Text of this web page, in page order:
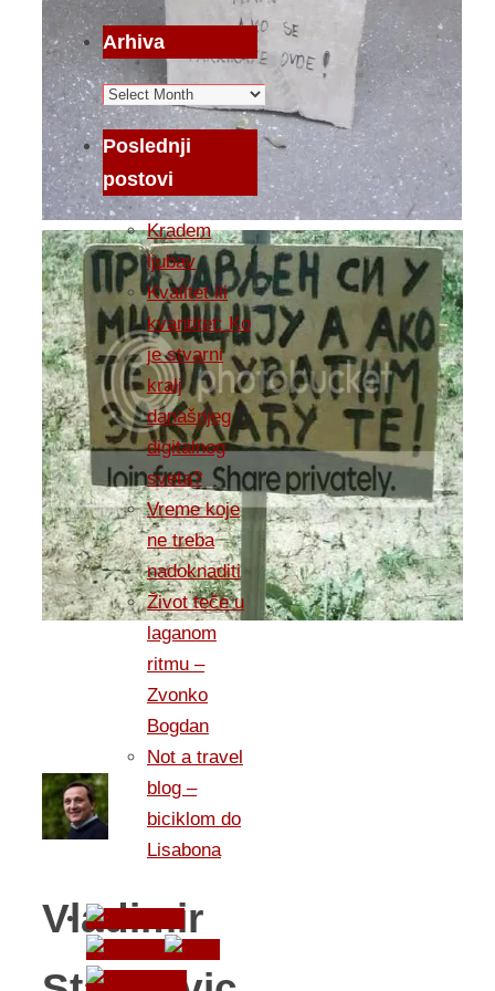
Vladimir
Arhiva
Arhiva
Poslednji
postovi
Kradem
ljubav
Kvalitet ili
kvantitet: Ko
je stvarni
kralj
današnjeg
digitalnog
sveta?
Vreme koje
ne treba
nadoknaditi
Život teče u
laganom
ritmu –
Zvonko
Bogdan
Not a travel
blog –
biciklom do
Lisabona